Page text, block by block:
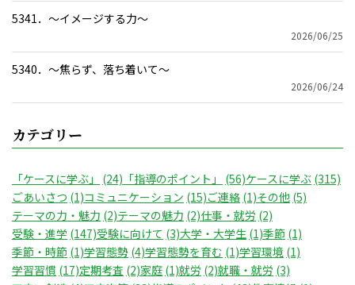
5341．～イメージする力〜
2026/06/25
5340．～焦らず、落ち着いて〜
2026/06/24
カテゴリー
「ケースに学ぶ」 (24) 「指導のポイント」 (56)ケースに学ぶ (315)
ごあいさつ (1)コミュニケーション (15)ご連絡 (1)その他 (5)
テーマの力・魅力 (2)テーマの魅力 (2)仕事・就労 (2)
受験・進学 (147)受験に向けて (3)大学・大学生 (1)季節 (1)
季節・時節 (1)学習態勢 (4)学習態勢を育む (1)学習環境 (1)
学習習慣 (17)定期考査 (2)家庭 (1)就労 (2)就職・就労 (3)